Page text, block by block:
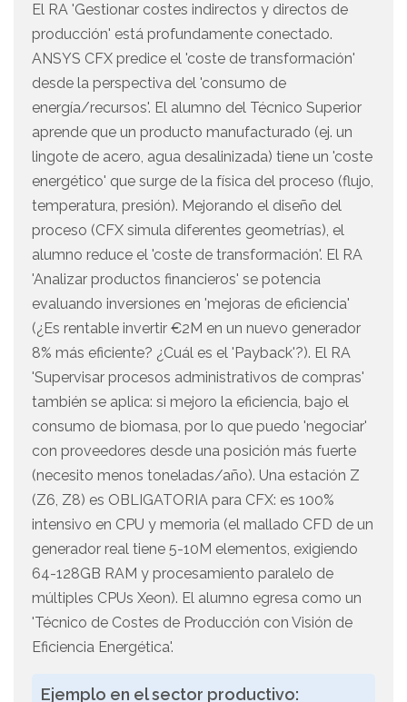
El RA 'Gestionar costes indirectos y directos de
producción' está profundamente conectado.
ANSYS CFX predice el 'coste de transformación'
desde la perspectiva del 'consumo de
energía/recursos'. El alumno del Técnico Superior
aprende que un producto manufacturado (ej. un
lingote de acero, agua desalinizada) tiene un 'coste
energético' que surge de la física del proceso (flujo,
temperatura, presión). Mejorando el diseño del
proceso (CFX simula diferentes geometrías), el
alumno reduce el 'coste de transformación'. El RA
'Analizar productos financieros' se potencia
evaluando inversiones en 'mejoras de eficiencia'
(¿Es rentable invertir €2M en un nuevo generador
8% más eficiente? ¿Cuál es el 'Payback'?). El RA
'Supervisar procesos administrativos de compras'
también se aplica: si mejoro la eficiencia, bajo el
consumo de biomasa, por lo que puedo 'negociar'
con proveedores desde una posición más fuerte
(necesito menos toneladas/año). Una estación Z
(Z6, Z8) es OBLIGATORIA para CFX: es 100%
intensivo en CPU y memoria (el mallado CFD de un
generador real tiene 5-10M elementos, exigiendo
64-128GB RAM y procesamiento paralelo de
múltiples CPUs Xeon). El alumno egresa como un
'Técnico de Costes de Producción con Visión de
Eficiencia Energética'.
Ejemplo en el sector productivo: